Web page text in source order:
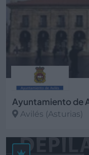
Avilés (Asturias)
Ver más